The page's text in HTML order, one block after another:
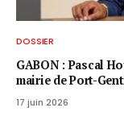
DOSSIER
GABON : Pascal
mairie de Port-
17 juin 2026